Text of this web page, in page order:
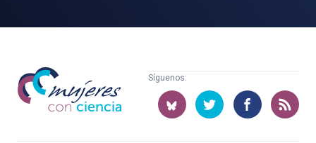
Mujeres
con
ciencia
Síguenos: